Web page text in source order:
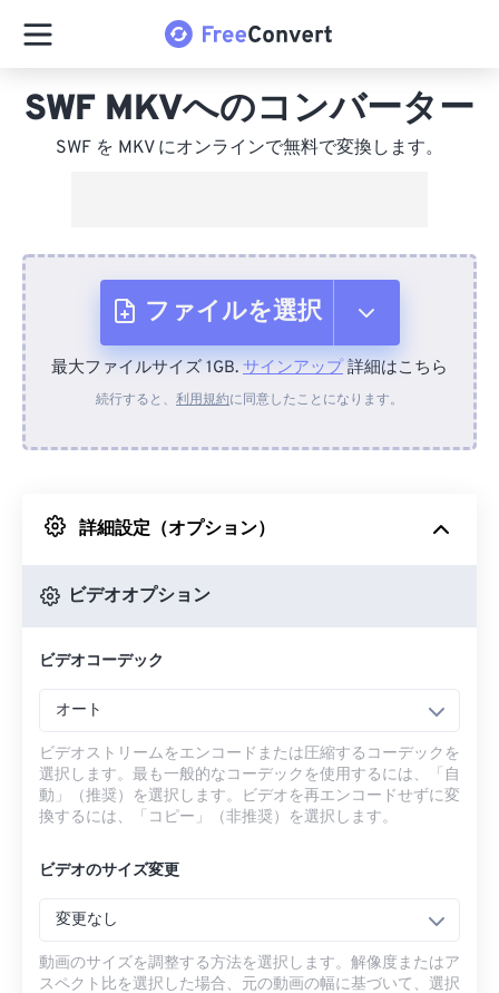
SWF MKVへのコンバーター
SWF を MKV にオンラインで無料で変換します。
ファイルを選択
デバイスから
Googleドライブから
最大ファイルサイズ 1GB. サインアップ詳細はこちら
続行すると、 利用規約に同意したことになります。
詳細設定（オプション）
ビデオオプション
ビデオコーデック
オート
ビデオストリームをエンコードまたは圧縮するコーデックを
選択します。最も一般的なコーデックを使用するには、「自
動」（推奨）を選択します。ビデオを再エンコードせずに変
換するには、「コピー」（非推奨）を選択します。
ビデオのサイズ変更
変更なし
動画のサイズを調整する方法を選択します。解像度またはア
スペクト比を選択した場合、元の動画の幅に基づいて、選択